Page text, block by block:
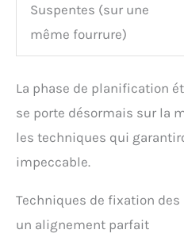
Suspentes (sur une
même fourrure)
La phase de planification
se porte désormais sur la
les techniques qui
impeccable.
Techniques de fixation
un alignement parfait